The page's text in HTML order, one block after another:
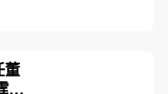
董
接